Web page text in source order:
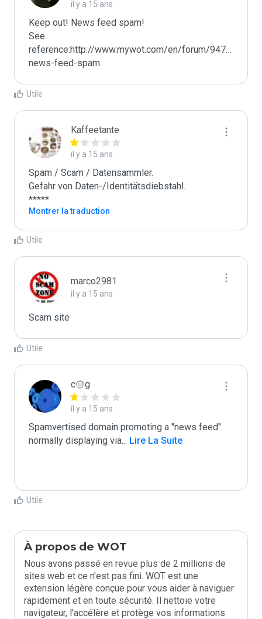
il y a 15 ans
Keep out! News feed spam!
See
reference:http://www.mywot.com/en/forum/9474-
news-feed-spam
Utile
Kaffeetante
il y a 15 ans
Spam / Scam / Datensammler.
Gefahr von Daten-/Identitätsdiebstahl.
*****
Montrer la traduction
Utile
marco2981
il y a 15 ans
Scam site
Utile
c۞g
il y a 15 ans
Spamvertised domain promoting a "news feed"
normally displaying via... Lire La Suite
Utile
À propos de WOT
Nous avons passé en revue plus de 2 millions de
sites web et ce n'est pas fini. WOT est une
extension légère conçue pour vous aider à naviguer
rapidement et en toute sécurité. Il nettoie votre
navigateur, l'accélère et protège vos informations